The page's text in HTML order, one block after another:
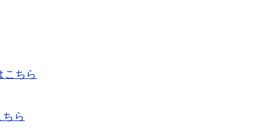
こちら
ら